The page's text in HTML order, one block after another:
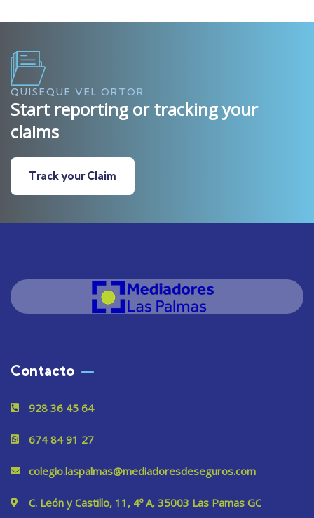
QUISEQUE VEL ORTOR
Start reporting or tracking your
claims
Track your Claim
Contacto
928 36 45 64
674 84 91 27
colegio.laspalmas@mediadoresdeseguros.com
C. León y Castillo, 11, 4º A, 35003 Las Pamas GC